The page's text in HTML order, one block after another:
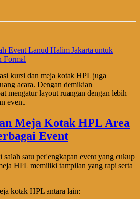
Event Lanud Halim Jakarta untuk
Formal
kursi dan meja kotak HPL juga
acara. Dengan demikian,
mengatur layout ruangan dengan lebih
event.
satu perlengkapan event yang cukup
HPL memiliki tampilan yang rapi serta
kotak HPL antara lain: